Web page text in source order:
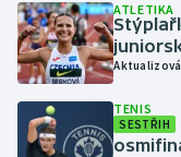
Motorsport
Parasport
ATLETIKA
TENIS
SESTŘIH